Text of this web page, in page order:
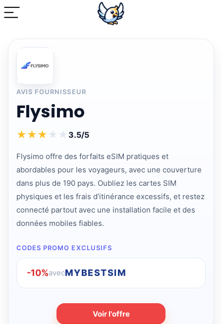
AVIS FOURNISSEUR
Flysimo
★★★ ★ ★ 3.5/5
Flysimo offre des forfaits eSIM pratiques et
abordables pour les voyageurs, avec une couverture
dans plus de 190 pays. Oubliez les cartes SIM
physiques et les frais d’itinérance excessifs, et restez
connecté partout avec une installation facile et des
données mobiles fiables.
CODES PROMO EXCLUSIFS
-10%avecMYBESTSIM
Voir l'offre